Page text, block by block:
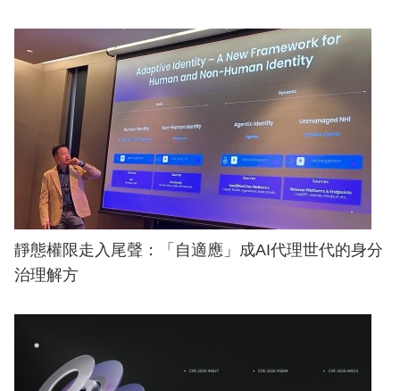
靜態權限走入尾聲：「自適應」成AI代理世代的身分
治理解方